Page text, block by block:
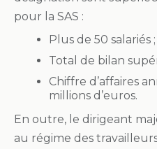
pour la SAS :
Plus de 50 salariés ;
Total de bilan
Chiffre d’affaires
millions d’euros.
En outre, le dirigeant
au régime des